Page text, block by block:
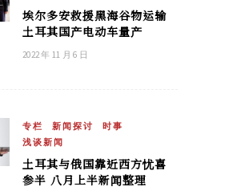
埃尔多安救援黑海谷物运输
土耳其国产电动车量产
2022 年 11 月 6 日
专栏 新闻探讨
时事
浅谈新闻
土耳其与俄国靠近西方忧喜
参半 八月上半新闻整理